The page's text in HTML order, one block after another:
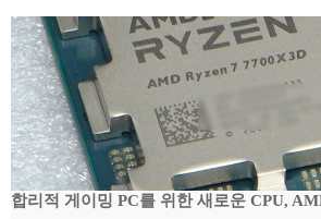
합리적 게이밍 PC를 위한 새로운 CPU,